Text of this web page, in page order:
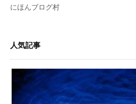
にほんブログ村
人気記事